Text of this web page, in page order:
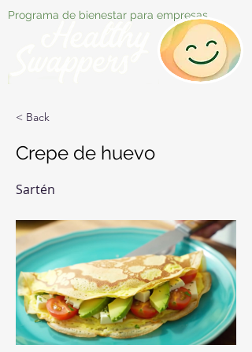
Programa de bienestar para empresas
< Back
Crepe de huevo
Sartén